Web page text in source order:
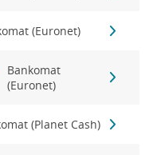
(Euronet)
Bankomat
(Euronet)
(Planet Cash)